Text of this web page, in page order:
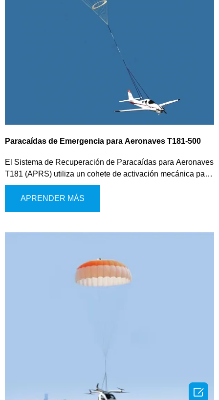
Paracaídas de Emergencia para Aeronaves T181-500
El Sistema de Recuperación de Paracaídas para Aeronaves
T181 (APRS) utiliza un cohete de activación mecánica para
proporcionar seguridad esencial a las aeronaves de ala fija
en situaciones de emergencia. Cuando una aeronave
garantizando un aterrizaje controlado y seguro.
APRENDER MÁS
